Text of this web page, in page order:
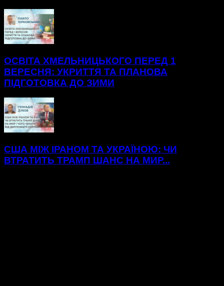
ОСВІТА ХМЕЛЬНИЦЬКОГО ПЕРЕД 1
ВЕРЕСНЯ: УКРИТТЯ ТА ПЛАНОВА
ПІДГОТОВКА ДО ЗИМИ
США МІЖ ІРАНОМ ТА УКРАЇНОЮ: ЧИ
ВТРАТИТЬ ТРАМП ШАНС НА МИР...